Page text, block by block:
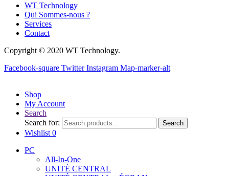
WT Technology
Qui Sommes-nous ?
Services
Contact
Copyright © 2020 WT Technology.
Facebook-square Twitter Instagram Map-marker-alt
Shop
My Account
Search
Search for:
Search
Wishlist 0
PC
All-In-One
UNITÉ CENTRAL